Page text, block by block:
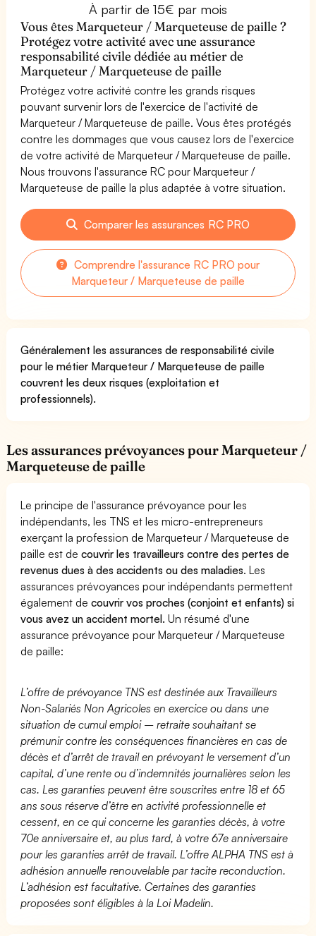
À partir de 15€ par mois
Vous êtes Marqueteur / Marqueteuse de paille ?
Protégez votre activité avec une assurance
responsabilité civile dédiée au métier de
Marqueteur / Marqueteuse de paille
Protégez votre activité contre les grands risques
pouvant survenir lors de l'exercice de l'activité de
Marqueteur / Marqueteuse de paille. Vous êtes protégés
contre les dommages que vous causez lors de l'exercice
de votre activité de Marqueteur / Marqueteuse de paille.
Nous trouvons l'assurance RC pour Marqueteur /
Marqueteuse de paille la plus adaptée à votre situation.
Comparer les assurances RC PRO
Comprendre l'assurance RC PRO pour
Marqueteur / Marqueteuse de paille
Généralement les assurances de responsabilité civile
pour le métier Marqueteur / Marqueteuse de paille
couvrent les deux risques (exploitation et
professionnels).
Les assurances prévoyances pour Marqueteur /
Marqueteuse de paille
Le principe de l'assurance prévoyance pour les
indépendants, les TNS et les micro-entrepreneurs
exerçant la profession de Marqueteur / Marqueteuse de
paille est decouvrir les travailleurs contre des pertes de
revenus dues à des accidents ou des maladies. Les
assurances prévoyances pour indépendants permettent
également decouvrir vos proches (conjoint et enfants) si
vous avez un accident mortel. Un résumé d'une
assurance prévoyance pour Marqueteur / Marqueteuse
de paille:
L’offre de prévoyance TNS est destinée aux Travailleurs
Non-Salariés Non Agricoles en exercice ou dans une
situation de cumul emploi – retraite souhaitant se
prémunir contre les conséquences financières en cas de
décès et d’arrêt de travail en prévoyant le versement d’un
capital, d’une rente ou d’indemnités journalières selon les
cas. Les garanties peuvent être souscrites entre 18 et 65
ans sous réserve d’être en activité professionnelle et
cessent, en ce qui concerne les garanties décès, à votre
70e anniversaire et, au plus tard, à votre 67e anniversaire
pour les garanties arrêt de travail. L’offre ALPHA TNS est à
adhésion annuelle renouvelable par tacite reconduction.
L’adhésion est facultative. Certaines des garanties
proposées sont éligibles à la Loi Madelin.